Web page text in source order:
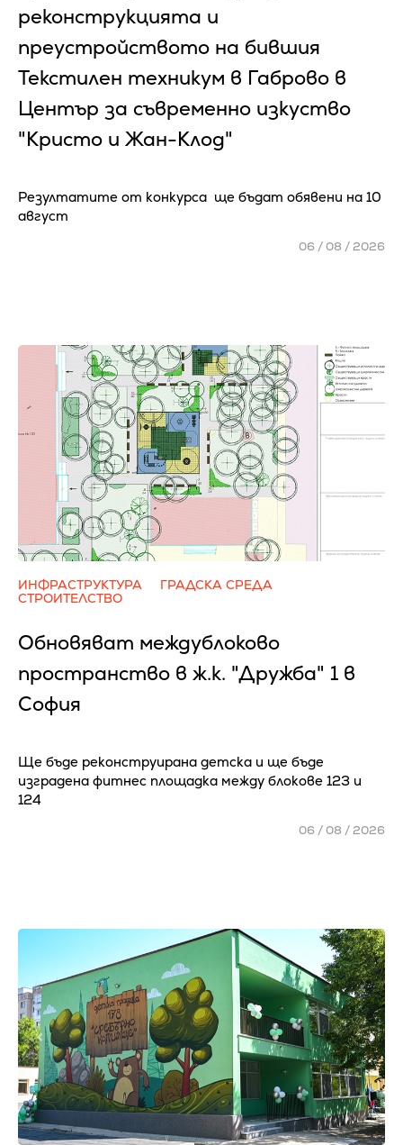
реконструкцията и
преустройството на бившия
Текстилен техникум в Габрово в
Център за съвременно изкуство
"Кристо и Жан-Клод"
Резултатите от конкурса ще бъдат обявени на 10
август
06 / 08 / 2026
ИНФРАСТРУКТУРА
ГРАДСКА СРЕДА
СТРОИТЕЛСТВО
Обновяват междублоково
пространство в ж.к. "Дружба" 1 в
София
Ще бъде реконструирана детска и ще бъде
изградена фитнес площадка между блокове 123 и
124
06 / 08 / 2026